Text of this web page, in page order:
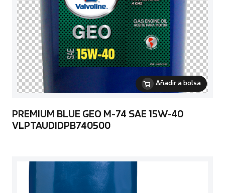
Añadir a bolsa
PREMIUM BLUE GEO M-74 SAE 15W-40
VLPTAUDIDPB740500